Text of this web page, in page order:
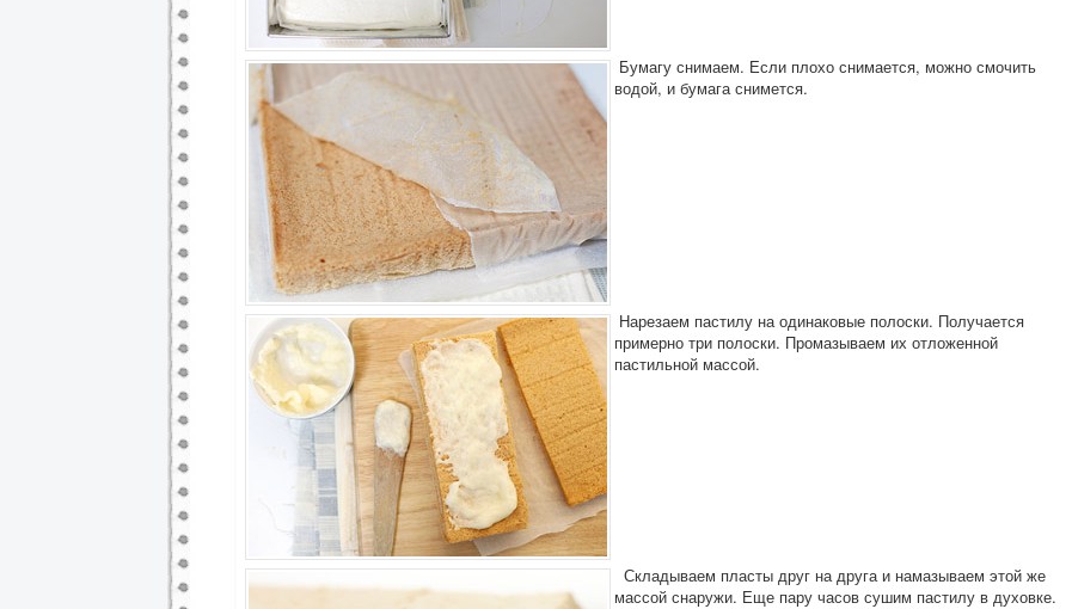
Бумагу снимаем. Если плохо снимается, можно смочить
водой, и бумага снимется.
Нарезаем пастилу на одинаковые полоски. Получается
примерно три полоски. Промазываем их отложенной
пастильной массой.
Складываем пласты друг на друга и намазываем этой же
массой снаружи. Еще пару часов сушим пастилу в духовке.